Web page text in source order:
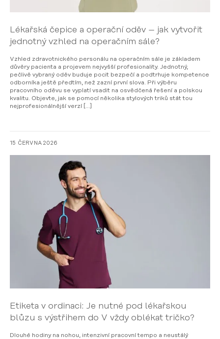
Lékařská čepice a operační oděv – jak vytvořit
jednotný vzhled na operačním sále?
Vzhled zdravotnického personálu na operačním sále je základem
důvěry pacienta a projevem nejvyšší profesionality. Jednotný,
pečlivě vybraný oděv buduje pocit bezpečí a podtrhuje kompetence
odborníka ještě předtím, než zazní první slova. Při výběru
pracovního oděvu se vyplatí vsadit na osvědčená řešení a polskou
kvalitu. Objevte, jak se pomocí několika stylových triků stát tou
nejprofesionálnější verzí […]
15 ČERVNA 2026
Etiketa v ordinaci: Je nutné pod lékařskou
blůzu s výstřihem do V vždy oblékat tričko?
Dlouhé hodiny na nohou, intenzivní pracovní tempo a neustálý